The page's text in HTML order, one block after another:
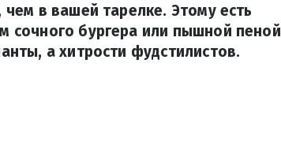
чем в вашей тарелке. Этому есть
сочного бургера или пышной пеной
а хитрости фудстилистов.